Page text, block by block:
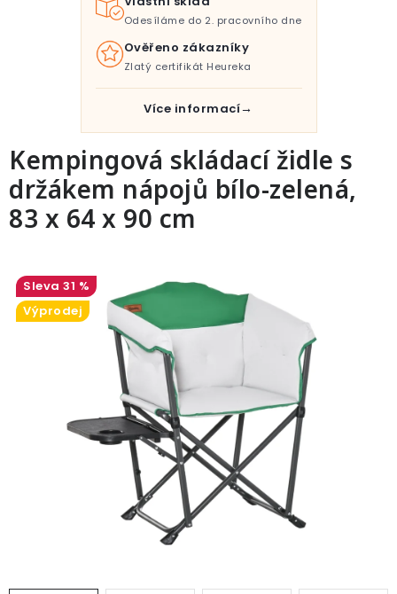
Kempingová skládací židle s
držákem nápojů bílo-zelená,
83 x 64 x 90 cm
31 %
Výprodej
Odesíláme do 2. pracovního dne
Ověřeno zákazníky
Zlatý certifikát Heureka
Více informací